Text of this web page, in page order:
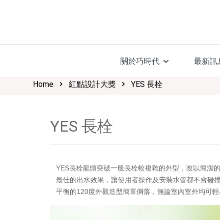
關於巧時代 最新訊
Home 紅點設計大獎 YES 長栓
YES 長栓
YES長栓龍頭突破一般長栓較複雜的外型，改以簡潔的
最佳的出水效果，讓使用者操作及安裝水管都不會碰
平衡的120度外觀造型簡單俐落，無論室內室外均可